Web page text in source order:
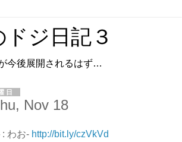
ジ日記３
今後展開されるはず…
日
Nov 18
: わお- http://bit.ly/czVkVd